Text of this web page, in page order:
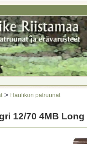
> Haulikon patruunat
12/70 4MB